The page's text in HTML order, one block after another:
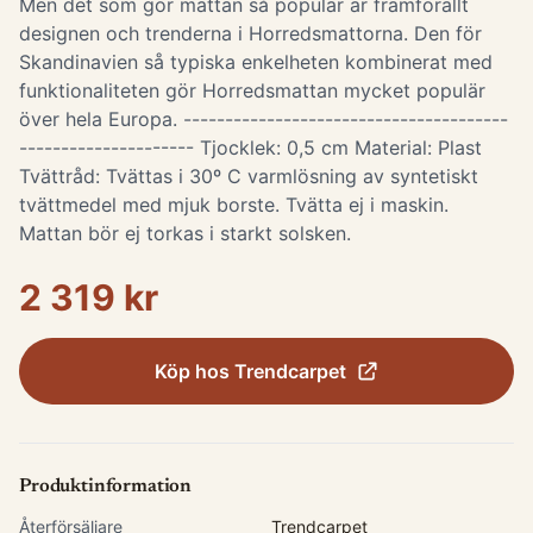
Men det som gör mattan så populär är framförallt
designen och trenderna i Horredsmattorna. Den för
Skandinavien så typiska enkelheten kombinerat med
funktionaliteten gör Horredsmattan mycket populär
över hela Europa. ---------------------------------------
--------------------- Tjocklek: 0,5 cm Material: Plast
Tvättråd: Tvättas i 30º C varmlösning av syntetiskt
tvättmedel med mjuk borste. Tvätta ej i maskin.
Mattan bör ej torkas i starkt solsken.
2 319 kr
Köp hos Trendcarpet
Produktinformation
Återförsäljare Trendcarpet